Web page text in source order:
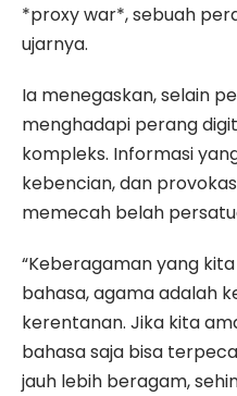
*proxy war*, sebuah
ujarnya.
Ia menegaskan, selain
menghadapi perang
kompleks. Informasi
kebencian, dan
memecah belah
“Keberagaman yang
bahasa, agama adalah
kerentanan. Jika kita
bahasa saja bisa
jauh lebih beragam,